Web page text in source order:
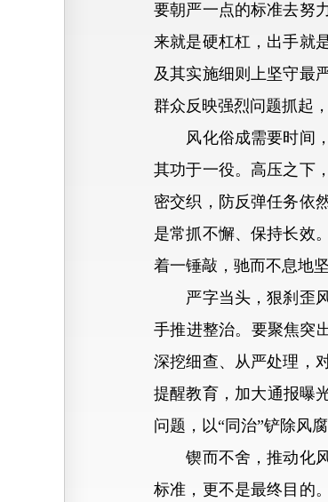
要朝严一点的标准去努
来就是硬杠杠，出手就
及其实施细则上坚守最
群众反映强烈问题抓起
风化俗成需要时间，
其功于一役。高压之下
密交织，防反弹任务依
是常抓不懈、保持长效
着一锤敲，驰而不息地
严字当头，狠刹歪风
手推进整治。要聚焦突
深挖细查、从严处理，
提醒教育，加大通报曝
问题，以“同治”铲除风
锲而不舍，推动化风
标准，更不是最终目的